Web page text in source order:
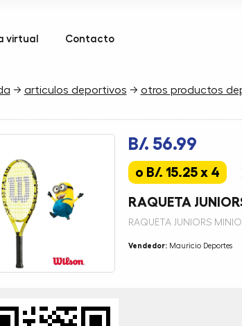
virtual Contacto
→ articulos deportivos → otros productos
B/. 56.99
o B/. 15.25 x 4
RAQUETA
RAQUETA JUNIORS
Vendedor:Mauricio Deportes